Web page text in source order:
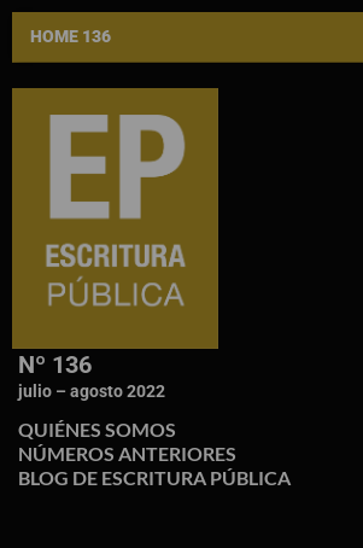
HOME 136
Nº 136
julio – agosto 2022
QUIÉNES SOMOS
NÚMEROS ANTERIORES
BLOG DE ESCRITURA PÚBLICA